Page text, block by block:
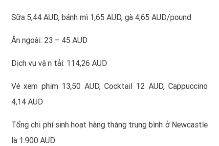
Sữa 5,44 AUD, bánh mì 1,65 AUD, gà 4,65 AUD/pound
Ăn ngoài: 23 – 45 AUD
Dịch vụ vận tải: 114,26 AUD
Vé xem phim 13,50 AUD, Cocktail 12 AUD, Cappuccino
4,14 AUD
Tổng chi phí sinh hoạt hàng tháng trung bình ở Newcastle
là 1.900 AUD